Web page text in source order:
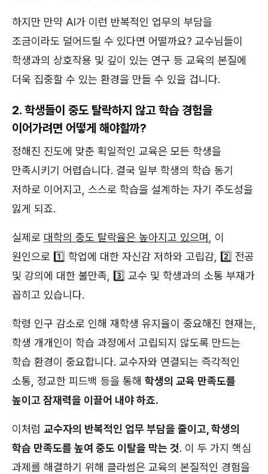
하지만 만약 AI가 이런 반복적인 업무의 부담을
조금이라도 덜어드릴 수 있다면 어떨까요? 교수님들이
학생과의 상호작용 및 깊이 있는 연구 등 교육의 본질에
더욱 집중할 수 있는 환경을 만들 수 있을 겁니다.
2. 학생들이 중도 탈락하지 않고 학습 경험을
이어가려면 어떻게 해야할까?
정해진 진도에 맞춘 획일적인 교육은 모든 학생을
만족시키기 어렵습니다. 결국 일부 학생의 학습 동기
저하로 이어지고, 스스로 학습을 설계하는 자기 주도성을
잃게 되죠.
실제로 대학의 중도 탈락율은 높아지고 있으며
, 이
원인으로 1️⃣ 학업에 대한 자신감 저하와 고립감, 2️⃣ 전공
및 강의에 대한 불만족, 3️⃣ 교수 및 학생과의 소통 부재가
꼽히고 있습니다.
학령 인구 감소로 인해 재학생 유지율이 중요해진 현재는,
학생 개개인이 학습 과정에서 고립되지 않도록 만드는
학습 환경이 중요합니다. 교수자와 연결되는 즉각적인
소통, 정교한 피드백 등을 통해 학생의 교육 만족도를
높이고 잠재력을 이끌어 내야 하죠.
이처럼 교수자의 반복적인 업무 부담을 줄이고, 학생의
학습 만족도를 높여 중도 이탈을 막는 것. 이 두 가지 핵심
과제를 해결하기 위해 클라썸은 교육의 본질적인 경험을